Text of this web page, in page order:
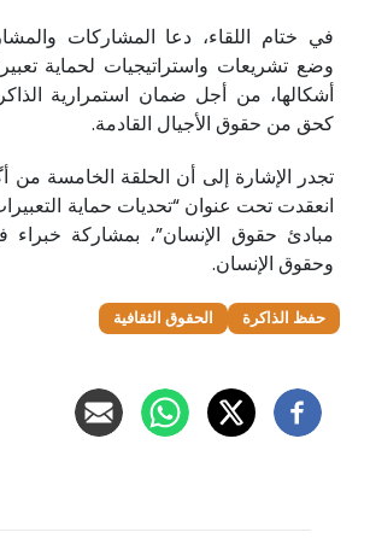
في ختام اللقاء، دعا المشاركات
وضع تشريعات واستراتيجيات لحماية
أشكالها، من أجل ضمان استمرارية
كحق من حقوق الأجيال القادمة.
تجدر الإشارة إلى أن الحلقة الخامسة من
انعقدت تحت عنوان “تحديات حماية
مبادئ حقوق الإنسان”، بمشاركة خبراء
وحقوق الإنسان.
حفظ الذاكرة الحقوق الثقافية